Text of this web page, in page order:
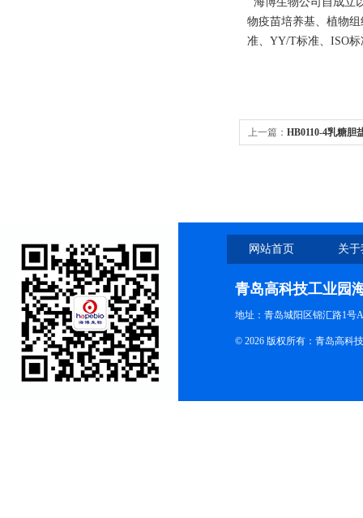
物疫苗培养基、植物
准、YY/T标准、ISO
上一篇： HB0110-4乳糖胆
网站首页 关
青岛高科技工业园
地址：青岛城阳区锦汇路1号
© 2026 版权所有：青岛高科